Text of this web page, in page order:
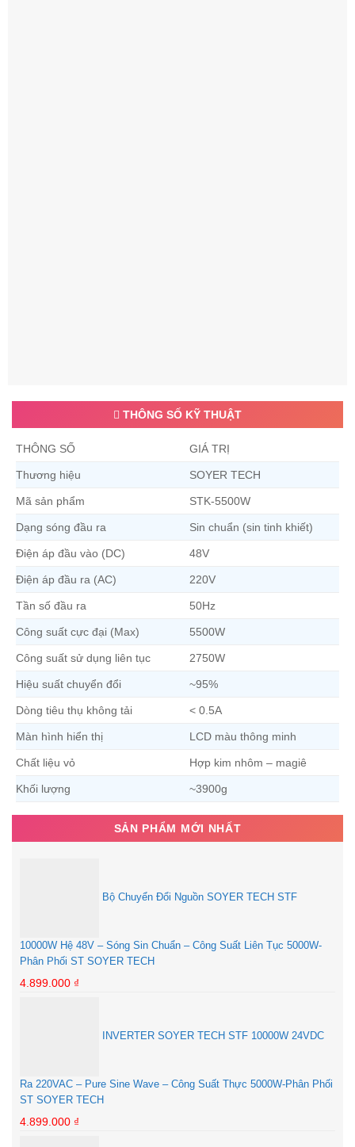
THÔNG SỐ KỸ THUẬT
THÔNG SỐ GIÁ TRỊ
Thương hiệu SOYER TECH
Mã sản phẩm STK-5500W
Dạng sóng đầu ra Sin chuẩn (sin tinh khiết)
Điện áp đầu vào (DC) 48V
Điện áp đầu ra (AC) 220V
Tần số đầu ra 50Hz
Công suất cực đại (Max) 5500W
Công suất sử dụng liên tục 2750W
Hiệu suất chuyển đổi ~95%
Dòng tiêu thụ không tải < 0.5A
Màn hình hiển thị LCD màu thông minh
Chất liệu vỏ Hợp kim nhôm – magiê
Khối lượng ~3900g
SẢN PHẨM MỚI NHẤT
Bộ Chuyển Đổi Nguồn SOYER TECH STF
10000W Hệ 48V – Sóng Sin Chuẩn – Công Suất Liên Tục 5000W-
Phân Phối ST SOYER TECH
4.899.000 ₫
INVERTER SOYER TECH STF 10000W 24VDC
Ra 220VAC – Pure Sine Wave – Công Suất Thực 5000W-Phân Phối
ST SOYER TECH
4.899.000 ₫